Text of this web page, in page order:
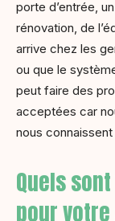
porte d’entrée,
rénovation, de
arrive chez les
ou que le
peut faire des
acceptées car
nous
Quels
pour